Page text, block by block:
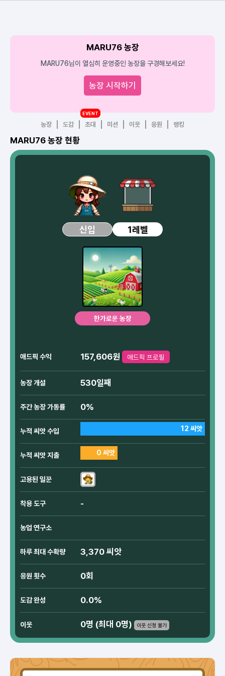
MARU76 농장
MARU76님이 열심히 운영중인 농장을 구경해보세요!
농장 시작하기
농장 도감 초대
EVENT
미션 이웃 응원 랭킹
MARU76 농장 현황
신입 1레벨
한가로운 농장
애드픽 수익 157,606원 애드픽 프로필
농장 개설 530일째
주간 농장 가동률 0%
누적 씨앗 수입 12 씨앗
누적 씨앗 지출 0 씨앗
고용된 일꾼
착용 도구 -
농업 연구소
하루 최대 수확량 3,370 씨앗
응원 횟수 0회
도감 완성 0.0%
이웃 0명 (최대 0명) 이웃 신청 불가